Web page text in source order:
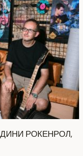
РОКЕНРОЛ,